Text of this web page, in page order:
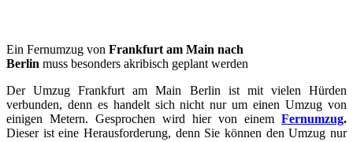
Ein Fernumzug von Frankfurt am Main nach
Berlin muss besonders akribisch geplant werden
Der Umzug Frankfurt am Main Berlin ist mit vielen Hürden
verbunden, denn es handelt sich nicht nur um einen Umzug von
einigen Metern. Gesprochen wird hier von einem Fernumzug.
Dieser ist eine Herausforderung, denn Sie können den Umzug nur